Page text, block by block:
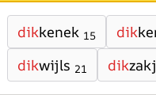
dikkenek 15 dik
dikwijls 21 dik